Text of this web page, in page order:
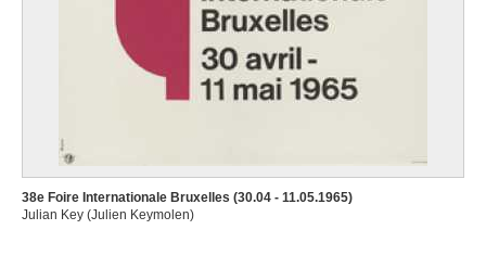
38e Foire Internationale Bruxelles (30.04 - 11.05.1965)
Julian Key (Julien Keymolen)